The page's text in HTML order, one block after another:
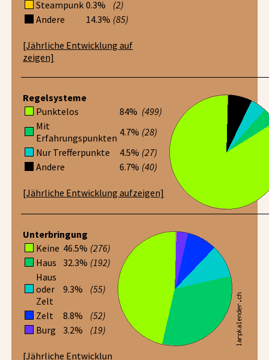
Steampunk 0.3%
(2)
Andere
14.3% (85)
[Jährliche Entwicklung auf
zeigen]
Regelsysteme
Punktelos
84% (499)
Mit
Erfahrungspunkten 4.7% (28)
Nur Trefferpunkte
4.5% (27)
Andere
6.7% (40)
[Jährliche Entwicklung aufzeigen]
Unterbringung
Keine 46.5% (276)
Haus
32.3% (192)
Haus
oder
Zelt
9.3% (55)
Zelt 8.8%
(52)
Burg
3.2% (19)
[Jährliche Entwicklun